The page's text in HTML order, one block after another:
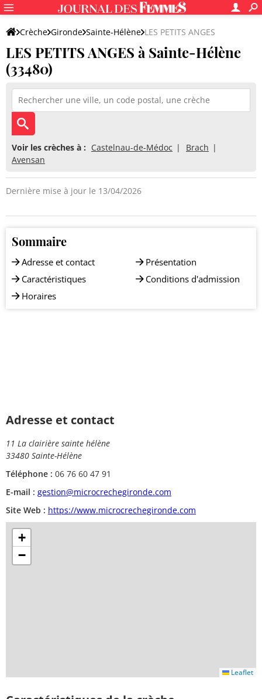
Crèche Gironde Sainte-Hélène LES PETITS ANGES
LES PETITS ANGES à Sainte-Hélène
(33480)
Voir les crèches à : Castelnau-de-Médoc
Brach
Avensan
Dernière mise à jour le 13/04/2026
Sommaire
Adresse et contact
Caractéristiques
Horaires
Présentation
Conditions d'admission
Adresse et contact
11 La clairière sainte hélène
33480 Sainte-Hélène
Téléphone : 06 76 60 47 91
E-mail : gestion@microcrechegironde.com
Site Web : https://www.microcrechegironde.com
+
−
Leaflet